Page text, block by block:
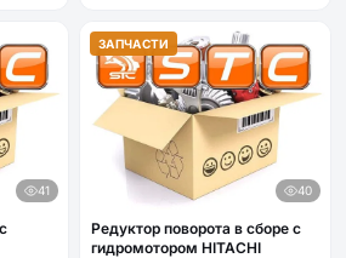
41
ЗАПЧАСТИ
40
Редуктор поворота в сборе с
гидромотором HITACHI